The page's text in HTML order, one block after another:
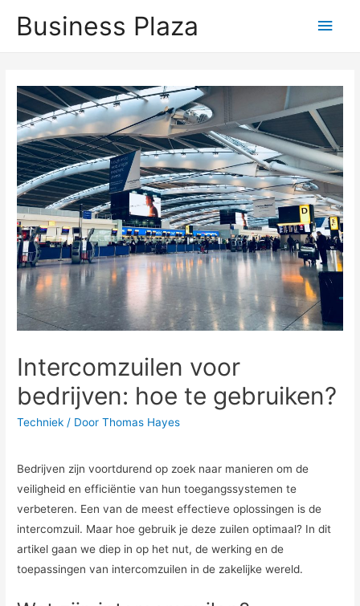
Business Plaza
Intercomzuilen voor
bedrijven: hoe te gebruiken?
Techniek / DoorThomas Hayes
Bedrijven zijn voortdurend op zoek naar manieren om de
veiligheid en efficiëntie van hun toegangssystemen te
verbeteren. Een van de meest effectieve oplossingen is de
intercomzuil. Maar hoe gebruik je deze zuilen optimaal? In dit
artikel gaan we diep in op het nut, de werking en de
toepassingen van intercomzuilen in de zakelijke wereld.